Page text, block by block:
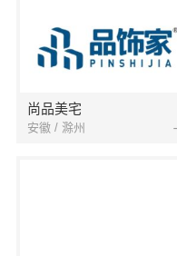
尚品美宅
安徽 / 滁州